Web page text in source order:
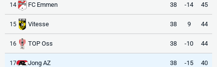
14 FC Emmen 38 -14 45
15 Vitesse 38 9 44
16 TOP Oss 38 -10 44
17 Jong AZ 38 -15 40